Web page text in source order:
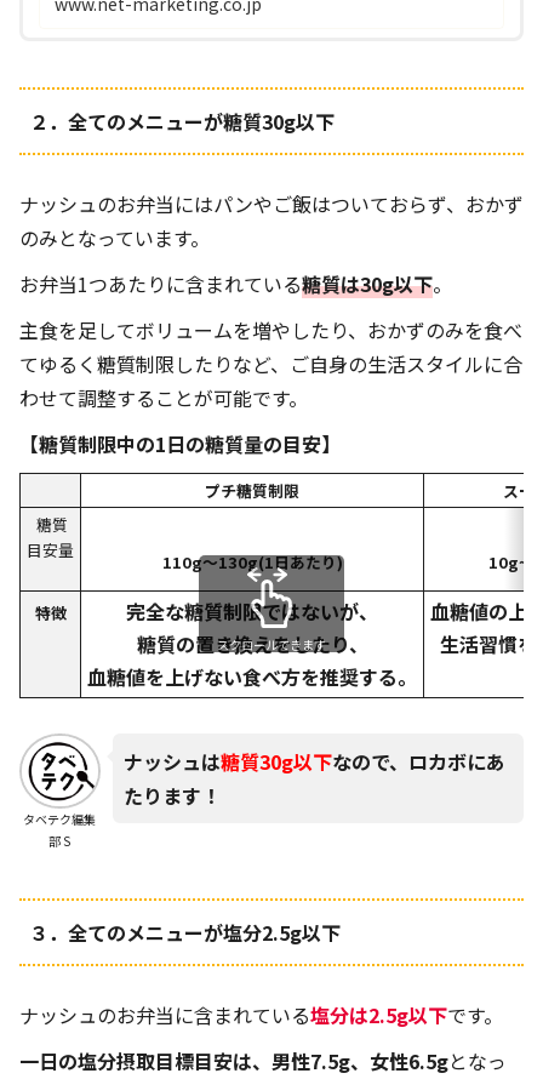
２．全てのメニューが糖質30g以下
ナッシュのお弁当にはパンやご飯はついておらず、おかず
のみとなっています。
お弁当1つあたりに含まれている糖質は30g以下。
主食を足してボリュームを増やしたり、おかずのみを食べ
てゆるく糖質制限したりなど、ご自身の生活スタイルに合
わせて調整することが可能です。
【糖質制限中の1日の糖質量の目安】
プチ糖質制限
スー
糖質
目安量
110g～130g(1日あたり)
特徴
完全な糖質制限ではないが、
糖質の置き換えをしたり、
血糖値を上げない食べ方を推奨する。
血糖値の上
生活習慣
スクロールできます
タベテク編集
部 S
ナッシュは糖質30g以下なので、ロカボにあ
たります！
３． 全てのメニューが塩分2.5g以下
ナッシュのお弁当に含まれている塩分は2.5g以下です。
一日の塩分摂取目標目安は、男性7.5g、女性6.5gとなっ